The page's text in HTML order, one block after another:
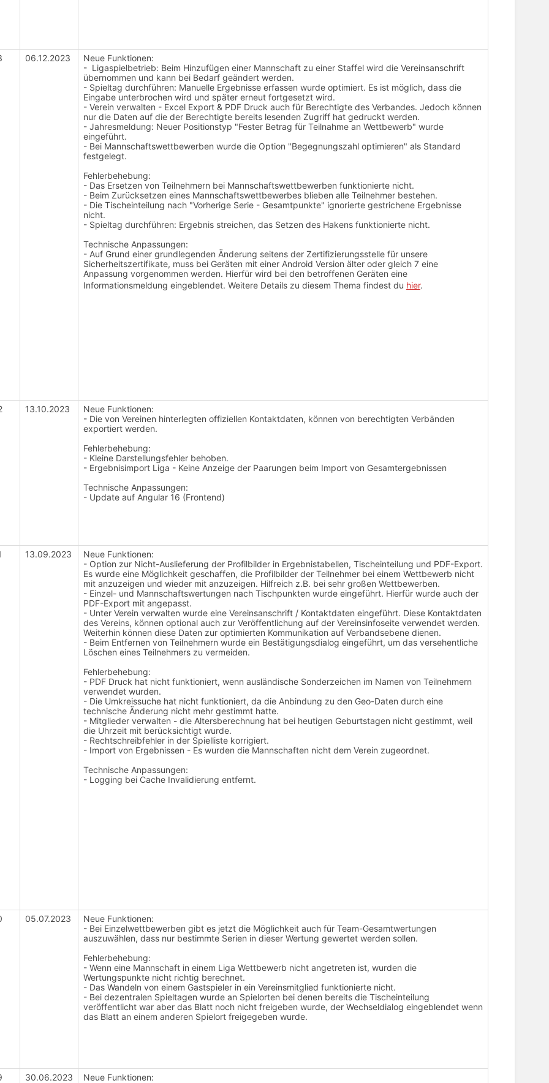
06.12.2023
Neue Funktionen:
- Ligaspielbetrieb: Beim Hinzufügen einer Mannschaft zu einer Staffel wird die Vereinsanschrift
übernommen und kann bei Bedarf geändert werden.
- Spieltag durchführen: Manuelle Ergebnisse erfassen wurde optimiert. Es ist möglich, dass die
Eingabe unterbrochen wird und später erneut fortgesetzt wird.
- Verein verwalten - Excel Export & PDF Druck auch für Berechtigte des Verbandes. Jedoch können
nur die Daten auf die der Berechtigte bereits lesenden Zugriff hat gedruckt werden.
- Jahresmeldung: Neuer Positionstyp "Fester Betrag für Teilnahme an Wettbewerb" wurde
eingeführt.
- Bei Mannschaftswettbewerben wurde die Option "Begegnungszahl optimieren" als Standard
festgelegt.
Fehlerbehebung:
- Das Ersetzen von Teilnehmern bei Mannschaftswettbewerben funktionierte nicht.
- Beim Zurücksetzen eines Mannschaftswettbewerbes blieben alle Teilnehmer bestehen.
- Die Tischeinteilung nach "Vorherige Serie - Gesamtpunkte" ignorierte gestrichene Ergebnisse
nicht.
- Spieltag durchführen: Ergebnis streichen, das Setzen des Hakens funktionierte nicht.
Technische Anpassungen:
- Auf Grund einer grundlegenden Änderung seitens der Zertifizierungsstelle für unsere
Sicherheitszertifikate, muss bei Geräten mit einer Android Version älter oder gleich 7 eine
Anpassung vorgenommen werden. Hierfür wird bei den betroffenen Geräten eine
Informationsmeldung eingeblendet. Weitere Details zu diesem Thema findest du hier.
13.10.2023
Neue Funktionen:
- Die von Vereinen hinterlegten offiziellen Kontaktdaten, können von berechtigten Verbänden
exportiert werden.
Fehlerbehebung:
- Kleine Darstellungsfehler behoben.
- Ergebnisimport Liga - Keine Anzeige der Paarungen beim Import von Gesamtergebnissen
Technische Anpassungen:
- Update auf Angular 16 (Frontend)
13.09.2023
Neue Funktionen:
- Option zur Nicht-Auslieferung der Profilbilder in Ergebnistabellen, Tischeinteilung und PDF-Export.
Es wurde eine Möglichkeit geschaffen, die Profilbilder der Teilnehmer bei einem Wettbewerb nicht
mit anzuzeigen und wieder mit anzuzeigen. Hilfreich z.B. bei sehr großen Wettbewerben.
- Einzel- und Mannschaftswertungen nach Tischpunkten wurde eingeführt. Hierfür wurde auch der
PDF-Export mit angepasst.
- Unter Verein verwalten wurde eine Vereinsanschrift / Kontaktdaten eingeführt. Diese Kontaktdaten
des Vereins, können optional auch zur Veröffentlichung auf der Vereinsinfoseite verwendet werden.
Weiterhin können diese Daten zur optimierten Kommunikation auf Verbandsebene dienen.
- Beim Entfernen von Teilnehmern wurde ein Bestätigungsdialog eingeführt, um das versehentliche
Löschen eines Teilnehmers zu vermeiden.
Fehlerbehebung:
- PDF Druck hat nicht funktioniert, wenn ausländische Sonderzeichen im Namen von Teilnehmern
verwendet wurden.
- Die Umkreissuche hat nicht funktioniert, da die Anbindung zu den Geo-Daten durch eine
technische Änderung nicht mehr gestimmt hatte.
- Mitglieder verwalten - die Altersberechnung hat bei heutigen Geburtstagen nicht gestimmt, weil
die Uhrzeit mit berücksichtigt wurde.
- Rechtschreibfehler in der Spielliste korrigiert.
- Import von Ergebnissen - Es wurden die Mannschaften nicht dem Verein zugeordnet.
Technische Anpassungen:
- Logging bei Cache Invalidierung entfernt.
05.07.2023
Neue Funktionen:
- Bei Einzelwettbewerben gibt es jetzt die Möglichkeit auch für Team-Gesamtwertungen
auszuwählen, dass nur bestimmte Serien in dieser Wertung gewertet werden sollen.
Fehlerbehebung:
- Wenn eine Mannschaft in einem Liga Wettbewerb nicht angetreten ist, wurden die
Wertungspunkte nicht richtig berechnet.
- Das Wandeln von einem Gastspieler in ein Vereinsmitglied funktionierte nicht.
- Bei dezentralen Spieltagen wurde an Spielorten bei denen bereits die Tischeinteilung
veröffentlicht war aber das Blatt noch nicht freigeben wurde, der Wechseldialog eingeblendet wenn
das Blatt an einem anderen Spielort freigegeben wurde.
30.06.2023
Neue Funktionen: